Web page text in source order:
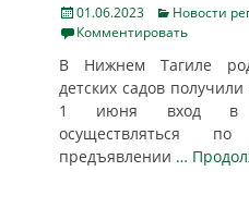
Posted
on
01.06.2023 Categories
Новости
Комментировать
В Нижнем Тагиле
детских садов
1 июня вход в
осуществляться
предъявлении …